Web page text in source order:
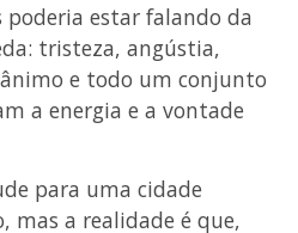
poderia estar falando da
tristeza, angústia,
e todo um conjunto
a energia e a vontade
para uma cidade
mas a realidade é que,